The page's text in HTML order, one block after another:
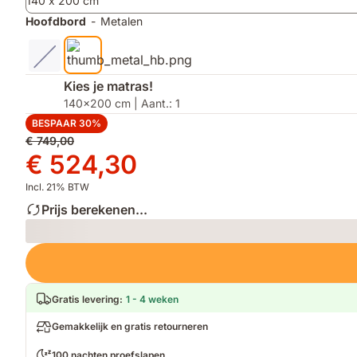
Hoofdbord - Metalen
Kies je matras!
140x200 cm | Aant.: 1
BESPAAR 30%
Oorspronkelijke
prijs
€ 749,00
€ 749,00
Prijs
€ 524,30
€ 524,30
Incl. 21% BTW
Prijs berekenen...
Loading
Gratis levering: 1 - 4 weken
Gemakkelijk en gratis retourneren